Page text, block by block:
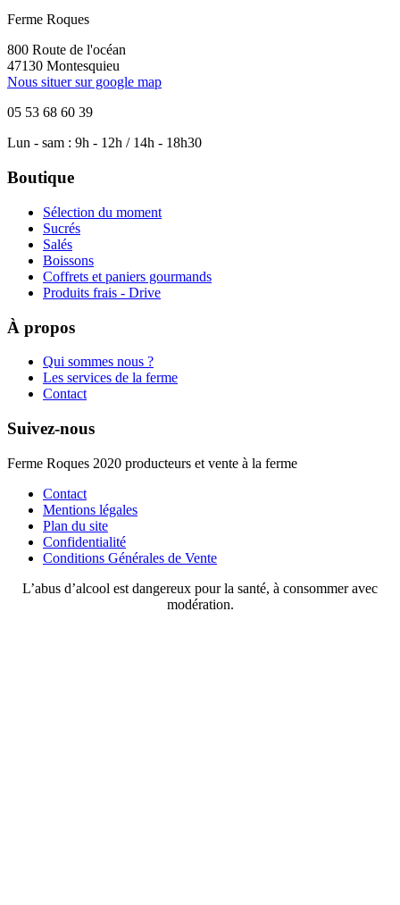
Ferme Roques
800 Route de l'océan
47130 Montesquieu
Nous situer sur google map
05 53 68 60 39
Lun - sam : 9h - 12h / 14h - 18h30
Boutique
Sélection du moment
Sucrés
Salés
Boissons
Coffrets et paniers gourmands
Produits frais - Drive
À propos
Qui sommes nous ?
Les services de la ferme
Contact
Suivez-nous
Ferme Roques 2020 producteurs et vente à la ferme
Contact
Mentions légales
Plan du site
Confidentialité
Conditions Générales de Vente
L’abus d’alcool est dangereux pour la santé, à consommer avec
modération.